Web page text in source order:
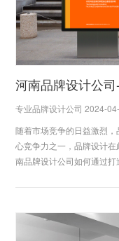
专业品牌设计公司 2024-
随着市场竞争的日益激烈
心竞争力之一，品牌设计
南品牌设计公司如何通过